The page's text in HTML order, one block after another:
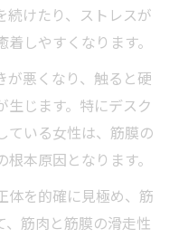
続けたり、ストレスが
しやすくなります。
が悪くなり、触ると硬
生じます。特にデスク
ている女性は、筋膜の
本原因となります。
体を的確に見極め、筋
、筋肉と筋膜の滑走性